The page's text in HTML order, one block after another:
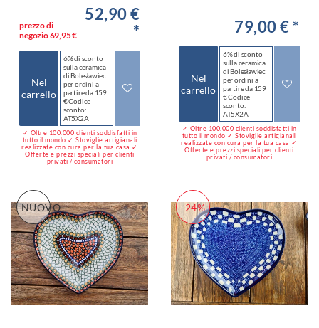
prezzo di
negozio69,95 €
52,90 €
*
Nel
carrello
6% di sconto
sulla ceramica
di Bolesławiec
per ordini a
partire da 159
€ Codice
sconto:
AT5X2A
✓ Oltre 100.000 clienti soddisfatti in
tutto il mondo ✓ Stoviglie artigianali
realizzate con cura per la tua casa ✓
Offerte e prezzi speciali per clienti
privati / consumatori
79,00 € *
Nel
carrello
6% di sconto
sulla ceramica
di Bolesławiec
per ordini a
partire da 159
€ Codice
sconto:
AT5X2A
✓ Oltre 100.000 clienti soddisfatti in
tutto il mondo ✓ Stoviglie artigianali
realizzate con cura per la tua casa ✓
Offerte e prezzi speciali per clienti
privati / consumatori
NUOVO -24%